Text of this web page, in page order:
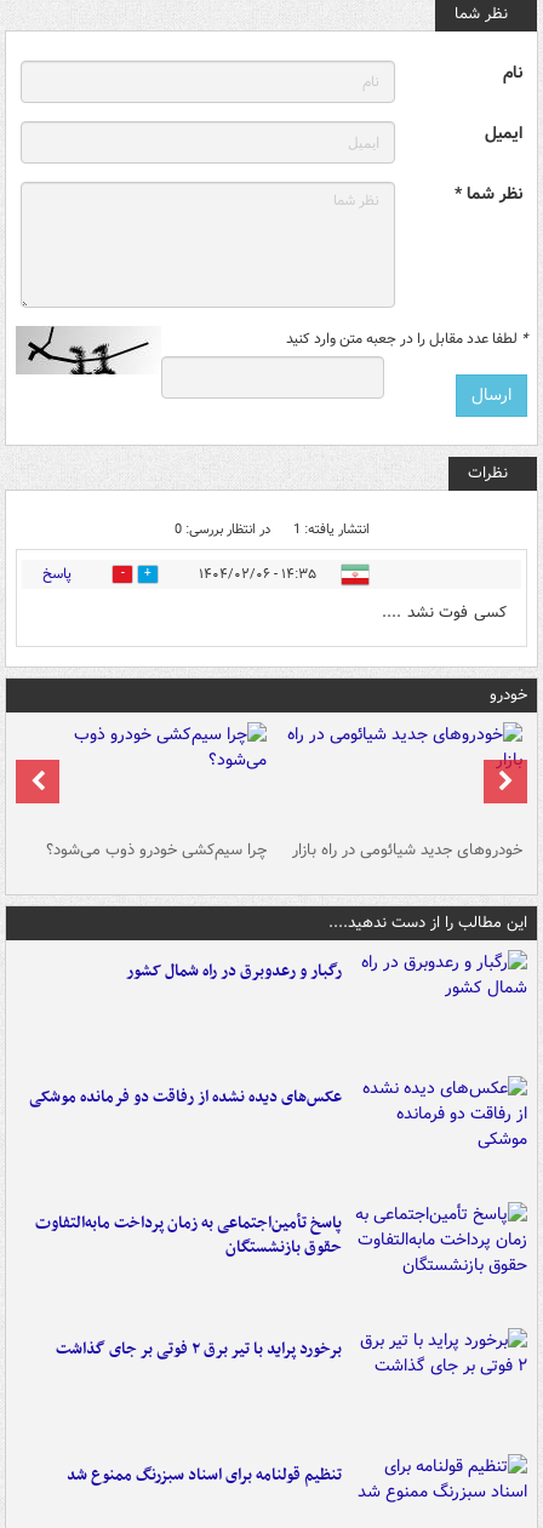
نظر شما
نام
ایمیل
نظر شما *
* لطفا عدد مقابل را در جعبه متن وارد کنید
نظرات
انتشار یافته: 1 در انتظار بررسی: 0
۱۴:۳۵ - ۱۴۰۴/۰۲/۰۶ 0 پاسخ
کسی فوت نشد ....
خودرو
خودروهای جدید شیائومی در راه بازار چرا سیم‌کشی خودرو ذوب می‌شود؟
این مطالب را از دست ندهید....
رگبار و رعدوبرق در راه شمال کشور
عکس‌های دیده نشده از رفاقت دو فرمانده‌ موشکی
پاسخ تأمین‌اجتماعی به زمان پرداخت مابه‌التفاوت
حقوق بازنشستگان
برخورد پراید با تیر برق ۲ فوتی بر جای گذاشت
تنظیم قولنامه برای اسناد سبزرنگ ممنوع شد